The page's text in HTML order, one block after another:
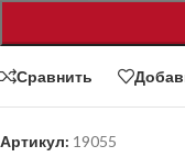
Сравнить
Артикул: 19055